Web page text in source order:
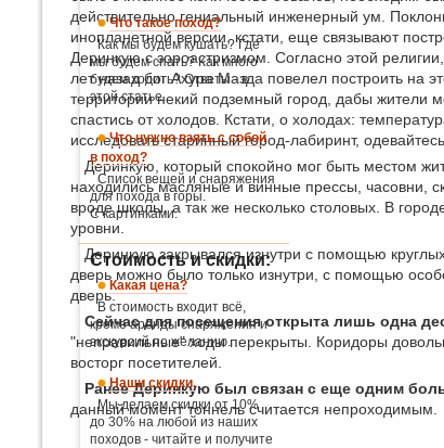
действительно гениальный инженерный ум.
инопланетной версии, кстати, еще связывают
Деринкую с зороастризмом. Согласно этой
лет назад бог Ахура Мазда повелел построить на
территории некий подземный город, дабы жители
спастись от холодов. Кстати, о холодах:
исследовать старинный город-лабиринт,
Деринкую, который спокойно мог быть местом
находились масляные и винные прессы, часовни,
вроде школы, а так же несколько столовых. В
уровни.
Деринкую закрывался изнутри с помощью
дверь можно было только изнутри, с помощью
дверь.
Сейчас для посещения открыта лишь одна
"неправильные" ходы перекрыты. Коридоры
восторг посетителей.
Ранее Деринкую был связан с еще одним
данный момент тоннель считается непроходимым.
Что такое поход?
Как мы будем кушать? Где
мы будем спать? Как много
будем ходить? Ответы - в
этой статье.
Что нужно взять с собой
в поход?
Список вещей и снаряжения
для похода в горы.
С картинками.
Стоимость и скидки:
Какая цена?
В стоимость входит всё,
кроме аренды снаряжения и
экскурсий по желанию.
Наши скидки.
Мы делаем скидки от 10%
до 30% на любой из наших
походов - читайте и получите